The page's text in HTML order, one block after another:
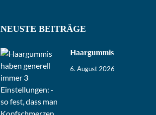
NEUSTE BEITRÄGE
Haargummis
6. August 2026